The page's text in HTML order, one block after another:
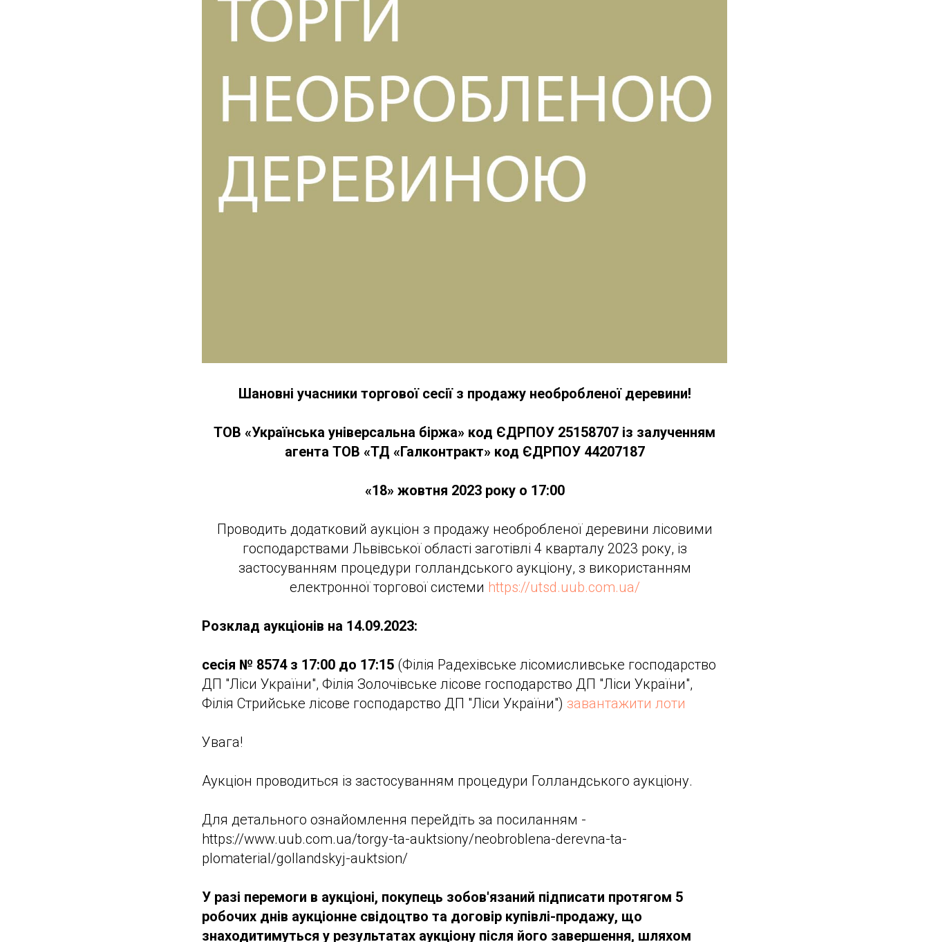
Шановні учасники торгової сесії з продажу необробленої деревини!
ТОВ «Українська універсальна біржа» код ЄДРПОУ 25158707 із залученням
агента ТОВ «ТД «Галконтракт» код ЄДРПОУ 44207187
«18» жовтня 2023 року о 17:00
Проводить додатковий аукціон з продажу необробленої деревини лісовими
господарствами Львівської області заготівлі 4 кварталу 2023 року, із
застосуванням процедури голландського аукціону, з використанням
електронної торгової системи https://utsd.uub.com.ua/
Розклад аукціонів на 14.09.2023:
сесія № 8574 з 17:00 до 17:15 (Філія Радехівське лісомисливське господарство
ДП "Ліси України", Філія Золочівське лісове господарство ДП "Ліси України",
Філія Стрийське лісове господарство ДП "Ліси України") завантажити лоти
Увага!
Аукціон проводиться із застосуванням процедури Голландського аукціону.
Для детального ознайомлення перейдіть за посиланням -
https://www.uub.com.ua/torgy-ta-auktsiony/neobroblena-derevna-ta-
plomaterial/gollandskyj-auktsion/
У разі перемоги в аукціоні, покупець зобов'язаний підписати протягом 5
робочих днів аукціонне свідоцтво та договір купівлі-продажу, що
знаходитимуться у результатах аукціону після його завершення, шляхом